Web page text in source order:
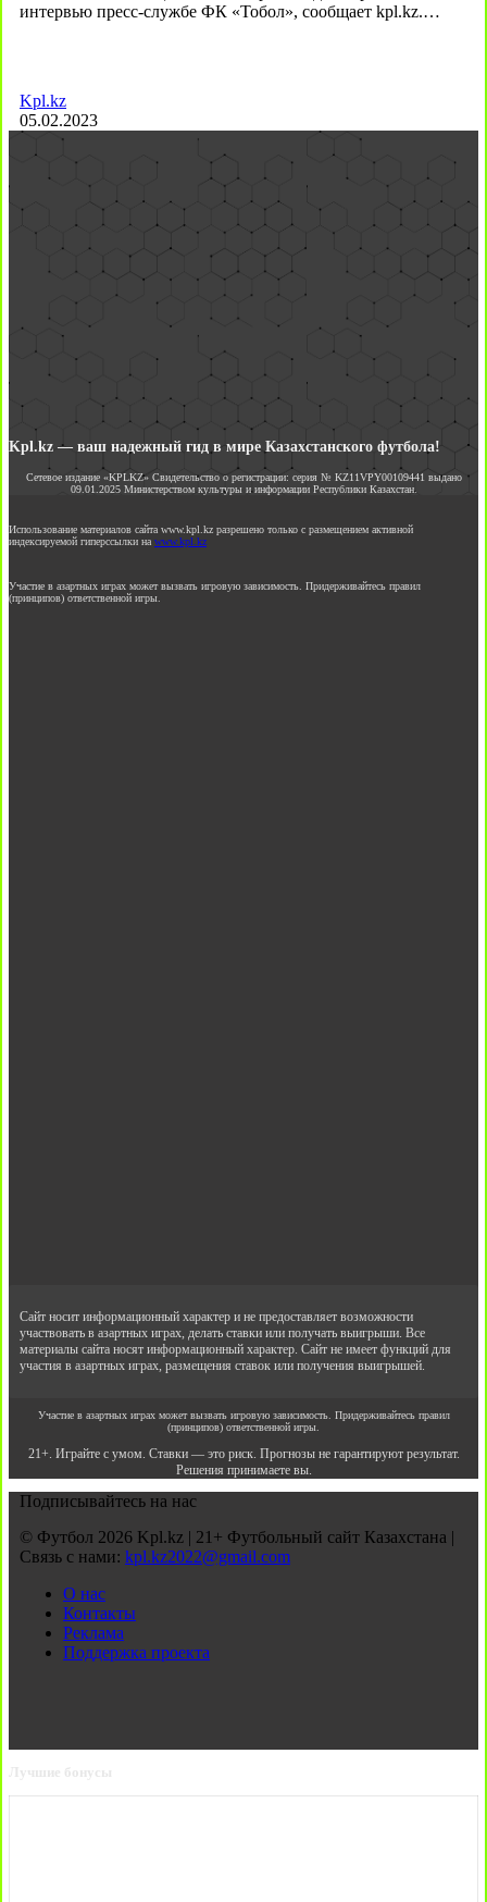
интервью пресс-службе ФК «Тобол», сообщает kpl.kz.…
Kpl.kz
05.02.2023
Kpl.kz — ваш надежный гид в мире Казахстанского футбола!
Сетевое издание «KPLKZ» Свидетельство о регистрации: серия № KZ11VPY00109441 выдано
09.01.2025 Министерством культуры и информации Республики Казахстан.
Использование материалов сайта www.kpl.kz разрешено только с размещением активной
индексируемой гиперссылки на www.kpl.kz
Участие в азартных играх может вызвать игровую зависимость. Придерживайтесь правил
(принципов) ответственной игры.
Сайт носит информационный характер и не предоставляет возможности
участвовать в азартных играх, делать ставки или получать выигрыши. Все
материалы сайта носят информационный характер. Сайт не имеет функций для
участия в азартных играх, размещения ставок или получения выигрышей.
Участие в азартных играх может вызвать игровую зависимость. Придерживайтесь правил
(принципов) ответственной игры.
21+. Играйте с умом. Ставки — это риск. Прогнозы не гарантируют результат.
Решения принимаете вы.
Подписывайтесь на нас
© Футбол 2026 Kpl.kz | 21+ Футбольный сайт Казахстана |
Связь с нами: kpl.kz2022@gmail.com
О нас
Контакты
Реклама
Поддержка проекта
Лучшие бонусы